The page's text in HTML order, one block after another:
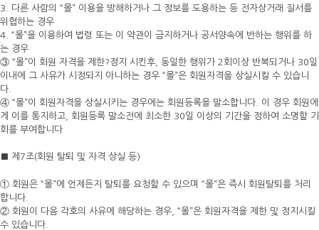
3. 다른 사람의 “몰” 이용을 방해하거나 그 정보를 도용하는 등 전자상거래 질서를
위협하는 경우
4. “몰”을 이용하여 법령 또는 이 약관이 금지하거나 공서양속에 반하는 행위를 하
는 경우
③ “몰”이 회원 자격을 제한?정지 시킨후, 동일한 행위가 2회이상 반복되거나 30일
이내에 그 사유가 시정되지 아니하는 경우 “몰”은 회원자격을 상실시킬 수 있습니
다.
④ “몰”이 회원자격을 상실시키는 경우에는 회원등록을 말소합니다. 이 경우 회원에
게 이를 통지하고, 회원등록 말소전에 최소한 30일 이상의 기간을 정하여 소명할 기
회를 부여합니다
■ 제7조(회원 탈퇴 및 자격 상실 등)
① 회원은 “몰”에 언제든지 탈퇴를 요청할 수 있으며 “몰”은 즉시 회원탈퇴를 처리
합니다.
② 회원이 다음 각호의 사유에 해당하는 경우, “몰”은 회원자격을 제한 및 정지시킬
수 있습니다.